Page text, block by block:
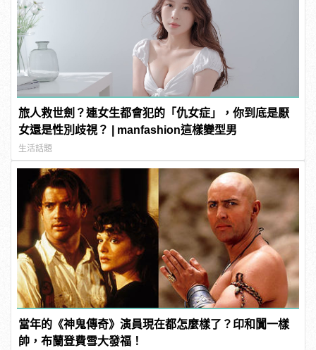
旅人救世劍？連女生都會犯的「仇女症」，你到底是厭
女還是性別歧視？ | manfashion這樣變型男
生活話題
當年的《神鬼傳奇》演員現在都怎麼樣了？印和闐一樣
帥，布蘭登費雪大發福！